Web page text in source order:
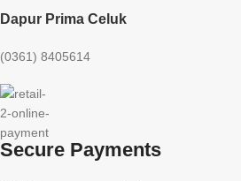
Dapur Prima Celuk
(0361) 8405614
Secure Payments